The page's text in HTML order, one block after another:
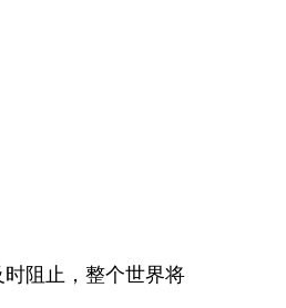
阻止，整个世界将